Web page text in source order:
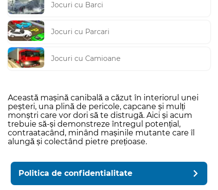
Jocuri cu Barci
Jocuri cu Parcari
Jocuri cu Camioane
Această mașină canibală a căzut în interiorul unei
peșteri, una plină de pericole, capcane și mulți
monștri care vor dori să te distrugă. Aici și acum
trebuie să-și demonstreze întregul potențial,
contraatacând, minând mașinile mutante care îl
alungă și colectând pietre prețioase.
Politica de confidentialitate